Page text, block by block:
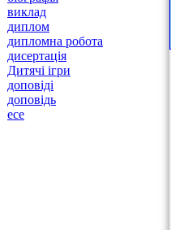
виклад
диплом
дипломна робота
дисертація
Дитячі ігри
доповіді
доповідь
есе